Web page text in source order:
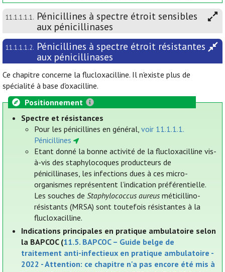
11.1.1.1.1. Pénicillines à spectre étroit sensibles
aux pénicillinases
11.1.1.1.2. Pénicillines à spectre étroit résistantes
aux pénicillinases
Ce chapitre concerne la flucloxacilline. Il n'existe plus de
spécialité à base d'oxacilline.
Positionnement
Spectre et résistances
Pour les pénicillines en général,voir 11.1.1.1.
Pénicillines
Etant donné la bonne activité de la flucloxacilline vis-
à-vis des staphylocoques producteurs de
pénicillinases, les infections dues à ces micro-
organismes représentent l’indication préférentielle.
Les souches deStaphylococcus aureus méticillino-
résistants (MRSA) sont toutefois résistantes à la
flucloxacilline.
Indications principales en pratique ambulatoire selon
la BAPCOC (11.5. BAPCOC – Guide belge de
traitement anti-infectieux en pratique ambulatoire -
2022 - Attention: ce chapitre n'a pas encore été mis à